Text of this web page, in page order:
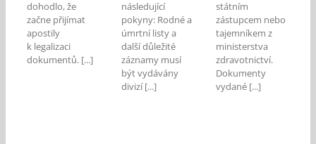
dohodlo, že
začne přijímat
apostily
k legalizaci
dokumentů. [...]
následující
pokyny: Rodné a
úmrtní listy a
další důležité
záznamy musí
být vydávány
divizí [...]
státním
zástupcem nebo
tajemníkem z
ministerstva
zdravotnictví.
Dokumenty
vydané [...]